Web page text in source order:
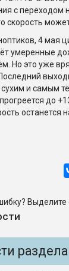
с переходом
скорость
4 мая
умеренные
Но это уже
сухим и самым
до
останется
Выделите